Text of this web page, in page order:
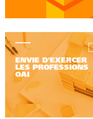
ENVIE D'EXERCER
LES PROFESSIONS
OAI